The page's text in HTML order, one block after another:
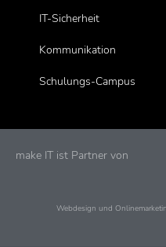
IT-Sicherheit
Kommunikation
Schulungs-Campus
make IT ist Partner von
Webdesign und